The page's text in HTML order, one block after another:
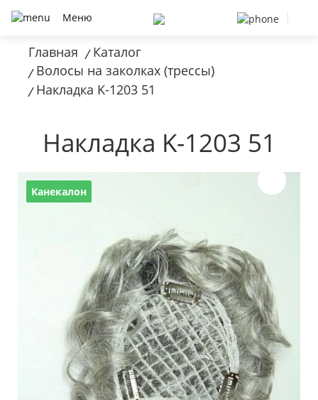
Меню
Главная / Каталог
/ Волосы на заколках (трессы)
/ Накладка K-1203 51
Накладка K-1203 51
Канекалон